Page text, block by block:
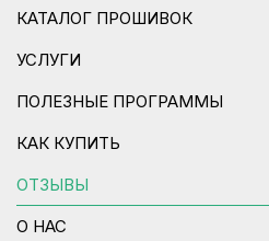
КАТАЛОГ ПРОШИВОК
УСЛУГИ
ПОЛЕЗНЫЕ ПРОГРАММЫ
КАК КУПИТЬ
ОТЗЫВЫ
О НАС